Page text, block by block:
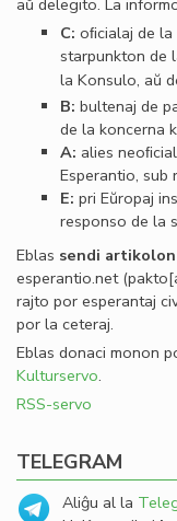
aŭ delegito. La
C: oﬁcialaj de la
starpunkton de
la Konsulo, aŭ
B: bultenaj de
de la koncerna
A: alies
Esperantio, sub
E: pri Eŭropaj
responso de la
Eblas sendi artikolon
esperantio.net
rajto por esperantaj
por la ceteraj.
Eblas donaci monon
Kulturservo.
RSS-servo
TELEGRAM
Aliĝu al la